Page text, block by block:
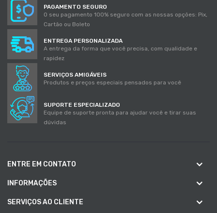
PAGAMENTO SEGURO
O seu pagamento 100% seguro com as nossas opções: Pix,
Cartão ou Boleto
ENTREGA PERSONALIZADA
A entrega da forma que você precisa, com qualidade e
rapidez
SERVIÇOS AMIGÁVEIS
Produtos e preços especiais pensados para você
SUPORTE ESPECIALIZADO
Equipe de suporte pronta para ajudar você e tirar suas
dúvidas
ENTRE EM CONTATO
INFORMAÇÕES
SERVIÇOS AO CLIENTE